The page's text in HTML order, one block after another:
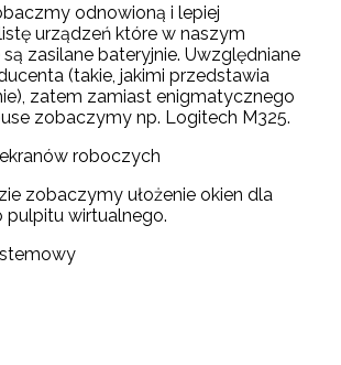
odnowioną i lepiej
urządzeń które w naszym
zasilane bateryjnie. Uwzględniane
(takie, jakimi przedstawia
zatem zamiast enigmatycznego
zobaczymy np. Logitech M325.
roboczych
zobaczymy ułożenie okien dla
pulpitu wirtualnego.